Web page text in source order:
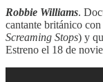
Robbie Williams.
cantante británico
Screaming Stops) y
Estreno el 18 de